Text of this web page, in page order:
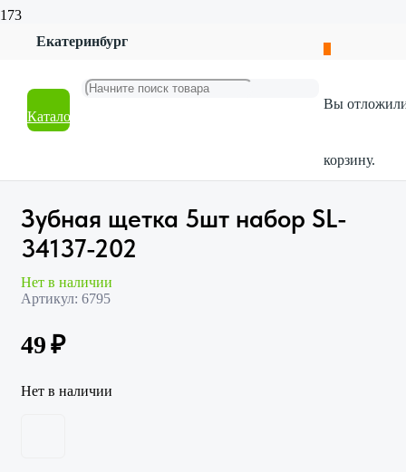
Екатеринбург
Каталог
Вы
корзину.
Красота и гигиена
Зубная щетка 5шт набор SL-34137-202
Зубная щетка 5шт набор SL-
34137-202
Нет в наличии
Артикул: 6795
49₽
Нет в наличии